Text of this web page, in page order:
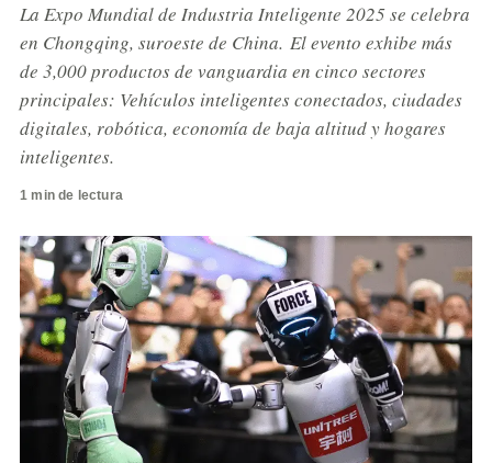
La Expo Mundial de Industria Inteligente 2025 se celebra
en Chongqing, suroeste de China. El evento exhibe más
de 3,000 productos de vanguardia en cinco sectores
principales: Vehículos inteligentes conectados, ciudades
digitales, robótica, economía de baja altitud y hogares
inteligentes.
1 min de lectura